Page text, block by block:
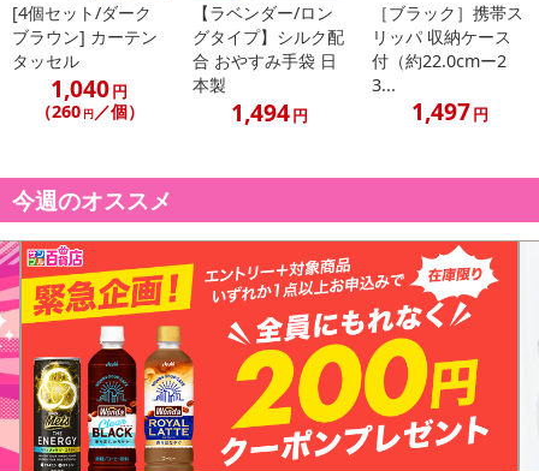
[4個セット/ダーク
ブラウン] カーテン
タッセル
1,040円
（260 円／個）
【ラベンダー/ロン
グタイプ】シルク配
合 おやすみ手袋 日
本製
1,494円
［ブラック］携帯ス
リッパ 収納ケース
付（約22.0cmー2
3...
1,497円
今週のオススメ